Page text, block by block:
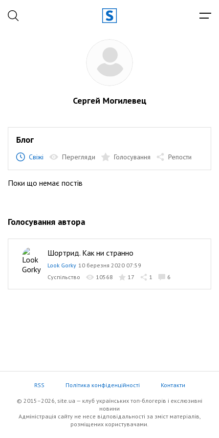
Сергей Могилевец
Блог
Свіжі Перегляди Голосування Репости
Поки що немає постів
Голосування автора
Шортрид. Как ни странно
Look Gorky 10 березня 2020 07:59
Суспільство
10568 17 1 6
RSS Політика конфіденційності Контакти
© 2015–2026, site.ua — клуб українських топ-блогерів i екслюзивнi
новини
Адміністрація сайту не несе відповідальності за зміст матеріалів,
розміщених користувачами.